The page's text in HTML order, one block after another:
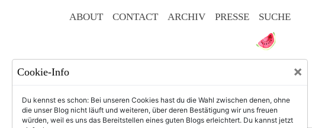
ABOUT CONTACT ARCHIV PRESSE SUCHE
Cookie-Info ×
Du kennst es schon: Bei unseren Cookies hast du die Wahl zwischen denen, ohne
die unser Blog nicht läuft und weiteren, über deren Bestätigung wir uns freuen
würden, weil es uns das Bereitstellen eines guten Blogs erleichtert. Du kannst jetzt